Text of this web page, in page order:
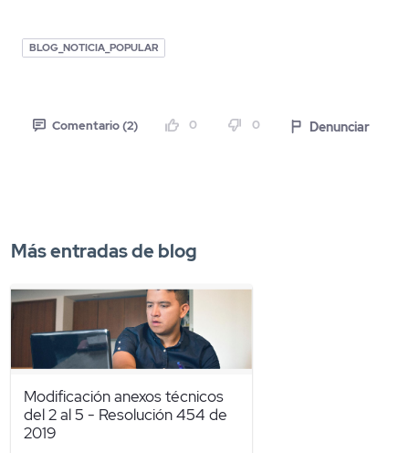
BLOG_NOTICIA_POPULAR
Comentario (2) 0 0 Denunciar
Más entradas de blog
Modificación anexos técnicos
del 2 al 5 - Resolución 454 de
2019